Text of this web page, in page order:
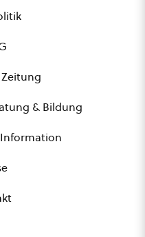
Zeitung
& Bildung